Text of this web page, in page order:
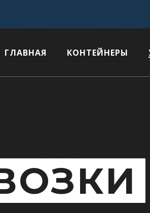
ГЛАВНАЯ КОНТЕЙНЕРЫ